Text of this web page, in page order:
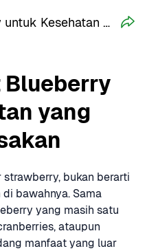
Blueberry
yang
bukan berarti
bawahnya. Sama
yang masih satu
ataupun
manfaat yang luar
Ini 15 Manfaat Blueberry untuk Kesehatan yang Bisa Kamu Rasakan